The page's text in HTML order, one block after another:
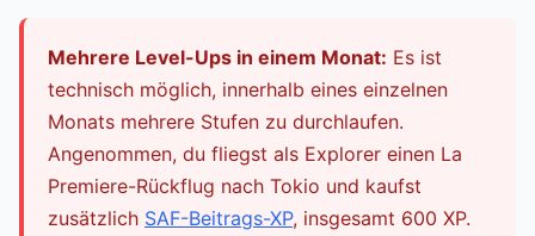
Mehrere Level-Ups in einem Monat: Es ist
technisch möglich, innerhalb eines einzelnen
Monats mehrere Stufen zu durchlaufen.
Angenommen, du fliegst als Explorer einen La
Premiere-Rückflug nach Tokio und kaufst
zusätzlich SAF-Beitrags-XP, insgesamt 600 XP.